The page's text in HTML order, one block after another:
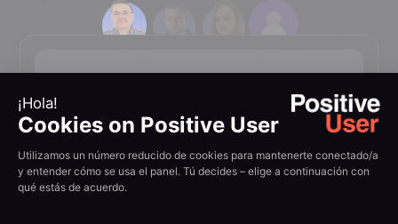
30%
Newsletter Click-Through Rate
«Observamos cuidadosamente la efectividad
de los emails e intentamos encontrar puntos
débiles que generan tasas de conversión